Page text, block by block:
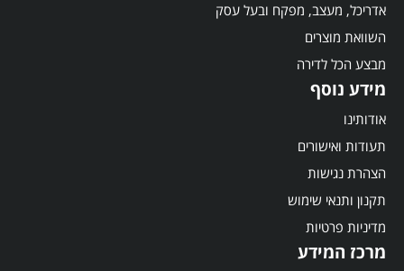
אדריכל, מעצב, מפקח ובעל עסק
השוואת מוצרים
מבצע הכל לדירה
מידע נוסף
אודותינו
תעודות ואישורים
הצהרת נגישות
תקנון ותנאי שימוש
מדיניות פרטיות
מרכז המידע